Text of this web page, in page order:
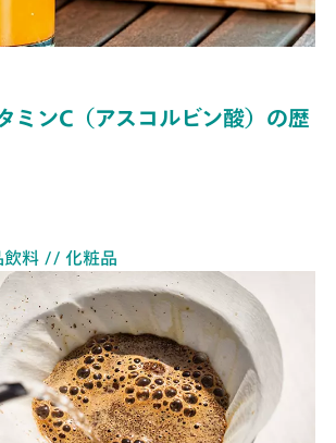
ミンC（アスコルビン酸）の歴
料 // 化粧品